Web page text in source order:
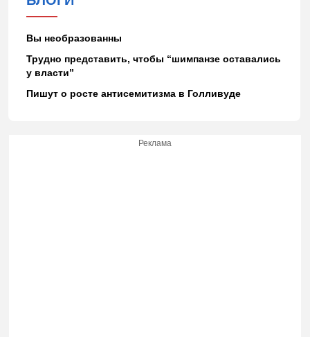
Вы необразованны
Трудно представить, чтобы “шимпанзе оставались
у власти”
Пишут о росте антисемитизма в Голливуде
Реклама